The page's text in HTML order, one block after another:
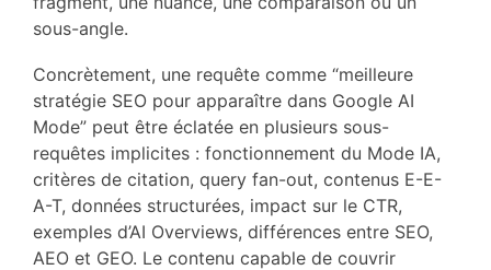
sous-angle.
Concrètement, une requête comme “meilleure
stratégie SEO pour apparaître dans Google AI
Mode” peut être éclatée en plusieurs sous-
requêtes implicites : fonctionnement du Mode IA,
critères de citation, query fan-out, contenus E-E-
A-T, données structurées, impact sur le CTR,
exemples d’AI Overviews, différences entre SEO,
AEO et GEO. Le contenu capable de couvrir